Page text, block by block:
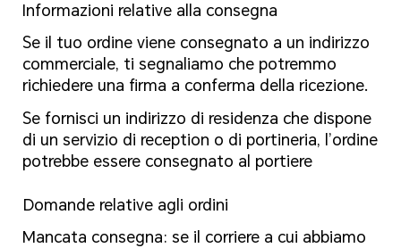
Informazioni relative alla consegna
Se il tuo ordine viene consegnato a un indirizzo
commerciale, ti segnaliamo che potremmo
richiedere una firma a conferma della ricezione.
Se fornisci un indirizzo di residenza che dispone
di un servizio di reception o di portineria, l’ordine
potrebbe essere consegnato al portiere
Domande relative agli ordini
Mancata consegna: se il corriere a cui abbiamo